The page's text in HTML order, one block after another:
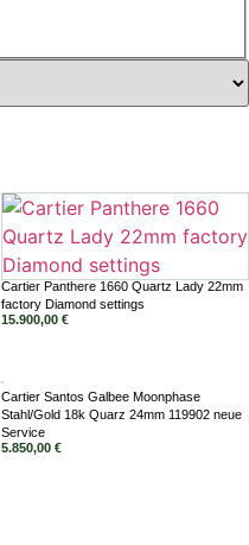
Cartier Panthere 1660 Quartz Lady 22mm
factory Diamond settings
15.900,00 €
Cartier Santos Galbee Moonphase
Stahl/Gold 18k Quarz 24mm 119902 neue
Service
5.850,00 €